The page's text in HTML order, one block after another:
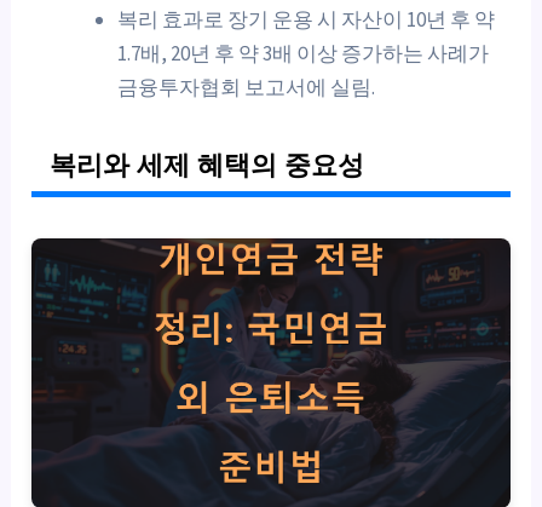
복리 효과로 장기 운용 시 자산이 10년 후 약
1.7배, 20년 후 약 3배 이상 증가하는 사례가
금융투자협회 보고서에 실림.
복리와 세제 혜택의 중요성